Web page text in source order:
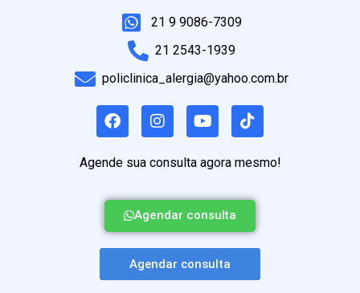
21 9 9086-7309
21 2543-1939
policlinica_alergia@yahoo.com.br
Agende sua consulta agora mesmo!
Agendar consulta